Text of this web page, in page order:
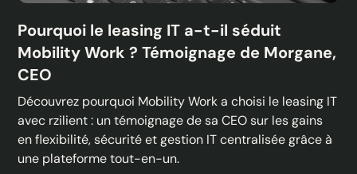
Pourquoi le leasing IT a-t-il séduit
Mobility Work ? Témoignage de Morgane,
CEO
Découvrez pourquoi Mobility Work a choisi le leasing IT
avec rzilient : un témoignage de sa CEO sur les gains
en flexibilité, sécurité et gestion IT centralisée grâce à
une plateforme tout-en-un.